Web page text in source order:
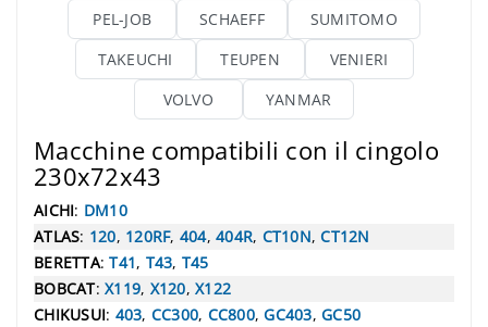
PEL-JOB
SCHAEFF
SUMITOMO
TAKEUCHI
TEUPEN
VENIERI
VOLVO
YANMAR
Macchine compatibili con il cingolo
230x72x43
AICHI: DM10
ATLAS: 120, 120RF, 404, 404R, CT10N,CT12N
BERETTA:T41, T43, T45
BOBCAT: X119, X120, X122
CHIKUSUI: 403, CC300, CC800,GC403, GC50